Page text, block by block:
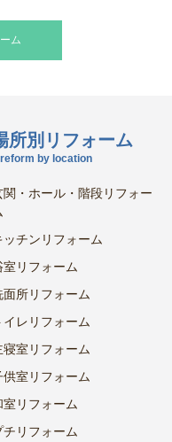
ム
所別リフォーム
reform by location
関・ホール・階段リフォー
ッチンリフォーム
室リフォーム
面所リフォーム
イレリフォーム
寝室リフォーム
供室リフォーム
室リフォーム
チリフォーム